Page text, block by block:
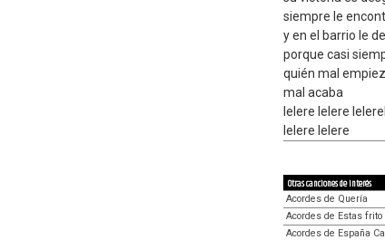
siempre le
y en el barrio le
porque casi
quién mal
mal acaba
lelere lelere
lelere lelere
Otras canciones de interés
Acordes de Quería
Acordes de Estas frito
Acordes de España